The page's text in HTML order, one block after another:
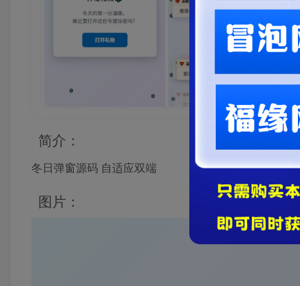
简介：
冬日弹窗源码 自适应双端
图片：